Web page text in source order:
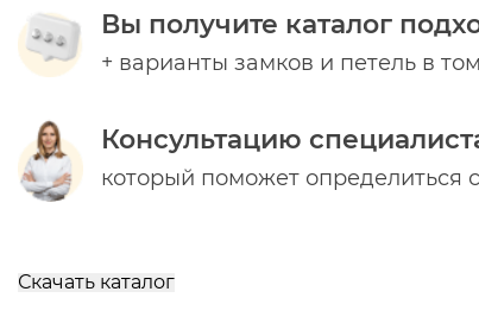
Вы получите каталог
+ варианты замков и петель в
Консультацию
который поможет определиться
Скачать каталог